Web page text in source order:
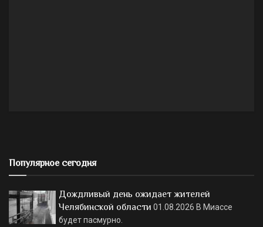
Популярное сегодня
Дождливый день ожидает жителей
Челябинской области 01.08.2026 В Миассе
будет пасмурно.